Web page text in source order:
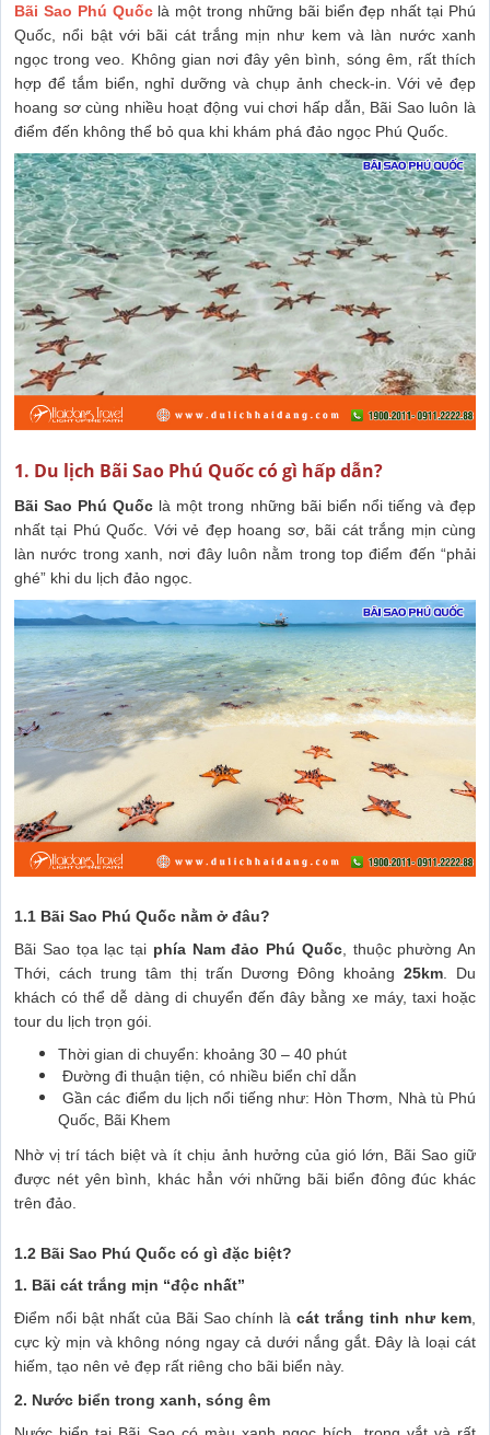
Bãi Sao Phú Quốclà một trong những bãi biển đẹp nhất tại Phú
Quốc, nổi bật với bãi cát trắng mịn như kem và làn nước xanh
ngọc trong veo. Không gian nơi đây yên bình, sóng êm, rất thích
hợp để tắm biển, nghỉ dưỡng và chụp ảnh check-in. Với vẻ đẹp
hoang sơ cùng nhiều hoạt động vui chơi hấp dẫn, Bãi Sao luôn là
điểm đến không thể bỏ qua khi khám phá đảo ngọc Phú Quốc.
1. Du lịch Bãi Sao Phú Quốc có gì hấp dẫn?
Bãi Sao Phú Quốc là một trong những bãi biển nổi tiếng và đẹp
nhất tại Phú Quốc. Với vẻ đẹp hoang sơ, bãi cát trắng mịn cùng
làn nước trong xanh, nơi đây luôn nằm trong top điểm đến “phải
ghé” khi du lịch đảo ngọc.
1.1 Bãi Sao Phú Quốc nằm ở đâu?
Bãi Sao tọa lạc tại phía Nam đảo Phú Quốc, thuộc phường An
Thới, cách trung tâm thị trấn Dương Đông khoảng25km . Du
khách có thể dễ dàng di chuyển đến đây bằng xe máy, taxi hoặc
tour du lịch trọn gói.
Thời gian di chuyển: khoảng 30 – 40 phút
Đường đi thuận tiện, có nhiều biển chỉ dẫn
Gần các điểm du lịch nổi tiếng như: Hòn Thơm, Nhà tù Phú
Quốc, Bãi Khem
Nhờ vị trí tách biệt và ít chịu ảnh hưởng của gió lớn, Bãi Sao giữ
được nét yên bình, khác hẳn với những bãi biển đông đúc khác
trên đảo.
1.2 Bãi Sao Phú Quốc có gì đặc biệt?
1. Bãi cát trắng mịn “độc nhất”
Điểm nổi bật nhất của Bãi Sao chính làcát trắng tinh như kem
cực kỳ mịn và không nóng ngay cả dưới nắng gắt. Đây là loại cát
hiếm, tạo nên vẻ đẹp rất riêng cho bãi biển này.
2. Nước biển trong xanh, sóng êm